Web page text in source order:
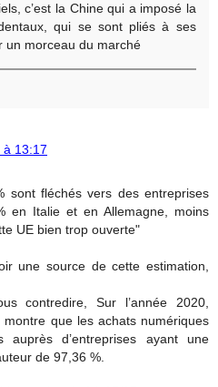
c’est la Chine qui a imposé la
qui se sont pliés à ses
un morceau du marché
à 13:17
sont fléchés vers des entreprises
en Italie et en Allemagne, moins
UE bien trop ouverte"
une source de cette estimation,
contredire, Sur l’année 2020,
montre que les achats numériques
auprès d’entreprises ayant une
de 97,36 %.